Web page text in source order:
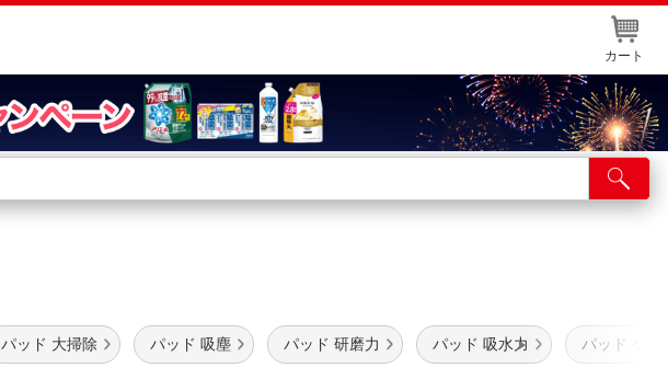
カート
店舗情報・店舗一覧
パッド 大掃除 パッド 吸塵 パッド 研磨力 パッド 吸水力 パッド ケル